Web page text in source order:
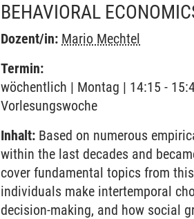
BEHAVIORAL
Dozent/in: Mario Mechtel
Termin:
wöchentlich | Montag | 14:15 -
Vorlesungswoche
Inhalt: Based on numerous
within the last decades and
cover fundamental topics from
individuals make intertemporal
decision-making, and how social